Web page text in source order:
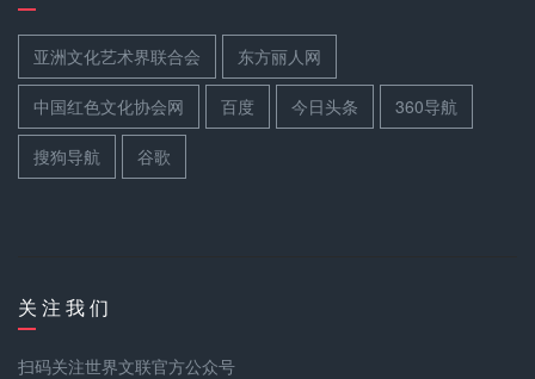
亚洲文化艺术界联合会 东方丽人网
中国红色文化协会网 百度 今日头条 360导航
搜狗导航 谷歌
关 注 我 们
扫码关注世界文联官方公众号